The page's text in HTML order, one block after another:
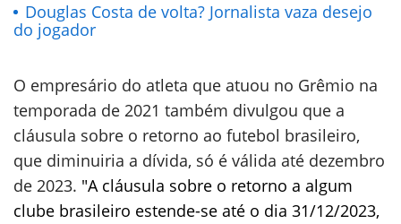
Douglas Costa de volta? Jornalista vaza desejo
do jogador
O empresário do atleta que atuou no Grêmio na
temporada de 2021 também divulgou que a
cláusula sobre o retorno ao futebol brasileiro,
que diminuiria a dívida, só é válida até dezembro
de 2023. "A cláusula sobre o retorno a algum
clube brasileiro estende-se até o dia 31/12/2023,